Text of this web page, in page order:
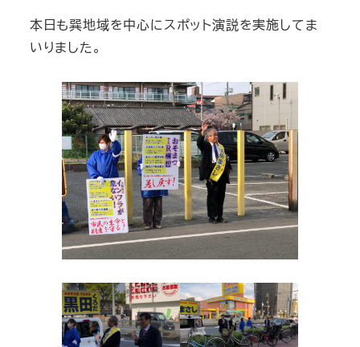
本日も巽地域を中心にスポット演説を実施してま
いりました。